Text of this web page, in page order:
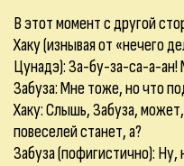
В этот момент с другой
Хаку (изнывая от «нечего
Цунадэ): За-бу-за-са-а-ан!
Забуза: Мне тоже, но что
Хаку: Слышь, Забуза,
повеселей станет, а?
Забуза (пофигистично):